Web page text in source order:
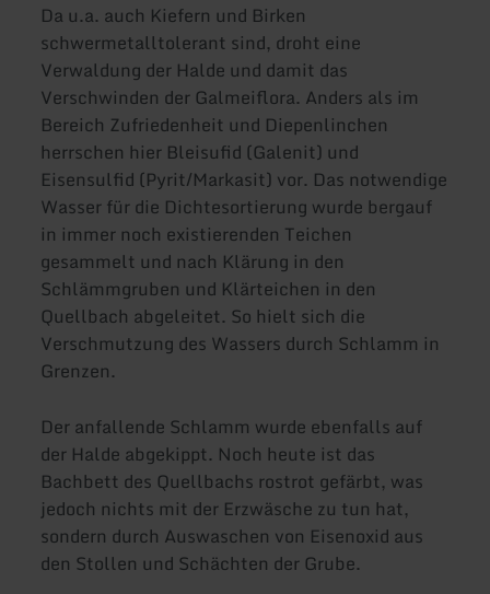
Da u.a. auch Kiefern und Birken
schwermetalltolerant sind, droht eine
Verwaldung der Halde und damit das
Verschwinden der Galmeiflora. Anders als im
Bereich Zufriedenheit und Diepenlinchen
herrschen hier Bleisufid (Galenit) und
Eisensulfid (Pyrit/Markasit) vor. Das notwendige
Wasser für die Dichtesortierung wurde bergauf
in immer noch existierenden Teichen
gesammelt und nach Klärung in den
Schlämmgruben und Klärteichen in den
Quellbach abgeleitet. So hielt sich die
Verschmutzung des Wassers durch Schlamm in
Grenzen.
Der anfallende Schlamm wurde ebenfalls auf
der Halde abgekippt. Noch heute ist das
Bachbett des Quellbachs rostrot gefärbt, was
jedoch nichts mit der Erzwäsche zu tun hat,
sondern durch Auswaschen von Eisenoxid aus
den Stollen und Schächten der Grube.